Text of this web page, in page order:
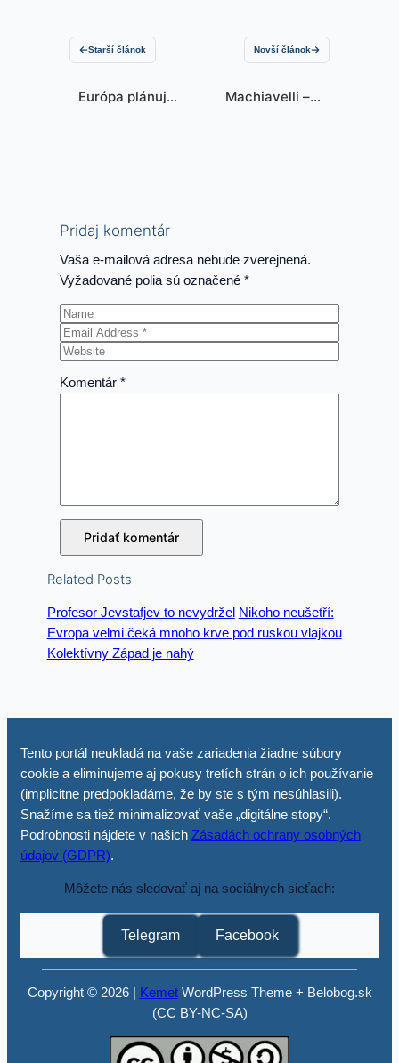
Starší článok
Európa plánuje
Novší článok
Machiavelli – z
Pridaj komentár
Vaša e-mailová adresa nebude zverejnená.
Vyžadované polia sú označené*
Komentár*
Related Posts
Profesor Jevstafjev to nevydržel Nikoho neušetří:
Evropa velmi čeká mnoho krve pod ruskou vlajkou
Kolektívny Západ je nahý
Tento portál neukladá na vaše zariadenia žiadne súbory
cookie a eliminujeme aj pokusy tretích strán o ich používanie
(implicitne predpokladáme, že by ste s tým nesúhlasili).
Snažíme sa tiež minimalizovať vaše „digitálne stopy“.
Podrobnosti nájdete v našich Zásadách ochrany osobných
údajov (GDPR).
Môžete nás sledovať aj na sociálnych sieťach:
Telegram Facebook
Copyright © 2026 | KemetWordPress Theme + Belobog.sk
(CC BY-NC-SA)